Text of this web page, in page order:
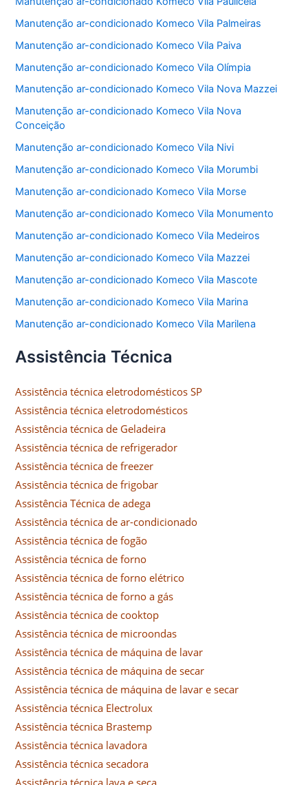
Manutenção ar-condicionado Komeco Vila Palmeiras
Manutenção ar-condicionado Komeco Vila Paiva
Manutenção ar-condicionado Komeco Vila Olímpia
Manutenção ar-condicionado Komeco Vila Nova Mazzei
Manutenção ar-condicionado Komeco Vila Nova
Conceição
Manutenção ar-condicionado Komeco Vila Nivi
Manutenção ar-condicionado Komeco Vila Morumbi
Manutenção ar-condicionado Komeco Vila Morse
Manutenção ar-condicionado Komeco Vila Monumento
Manutenção ar-condicionado Komeco Vila Medeiros
Manutenção ar-condicionado Komeco Vila Mazzei
Manutenção ar-condicionado Komeco Vila Mascote
Manutenção ar-condicionado Komeco Vila Marina
Manutenção ar-condicionado Komeco Vila Marilena
Assistência Técnica
Assistência técnica eletrodomésticos SP
Assistência técnica eletrodomésticos
Assistência técnica de Geladeira
Assistência técnica de refrigerador
Assistência técnica de freezer
Assistência técnica de frigobar
Assistência Técnica de adega
Assistência técnica de ar-condicionado
Assistência técnica de fogão
Assistência técnica de forno
Assistência técnica de forno elétrico
Assistência técnica de forno a gás
Assistência técnica de cooktop
Assistência técnica de microondas
Assistência técnica de máquina de lavar
Assistência técnica de máquina de secar
Assistência técnica de máquina de lavar e secar
Assistência técnica Electrolux
Assistência técnica Brastemp
Assistência técnica lavadora
Assistência técnica secadora